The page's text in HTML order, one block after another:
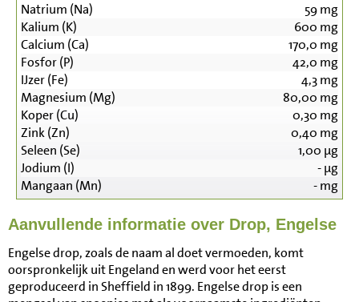
Natrium (Na) 59mg
Kalium (K)
600 mg
Calcium (Ca)
170,0 mg
Fosfor (P)
42,0 mg
IJzer (Fe)
4,3mg
Magnesium (Mg)
80,00 mg
Koper (Cu)
0,30 mg
Zink (Zn)
0,40 mg
Seleen (Se)
1,00 µg
Jodium (I)
-µg
Mangaan (Mn)
-mg
Aanvullende informatie over Drop, Engelse
Engelse drop, zoals de naam al doet vermoeden, komt
oorspronkelijk uit Engeland en werd voor het eerst
geproduceerd in Sheffield in 1899. Engelse drop is een